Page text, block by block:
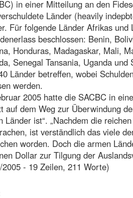
in einer Mitteilung an den
Länder (heavily
Für folgende Länder Afrikas
beschlossen: Benin,
Honduras, Madagaskar, Mali,
Senegal Tansania, Uganda
Länder betreffen, wobei
werden.
2005 hatte die SACBC in
auf dem Weg zur Überwindung
Länder ist“. „Nachdem die
ist verständlich das viele
worden. Doch die armen
Dollar zur Tilgung der
2005 - 19 Zeilen, 211 Worte)